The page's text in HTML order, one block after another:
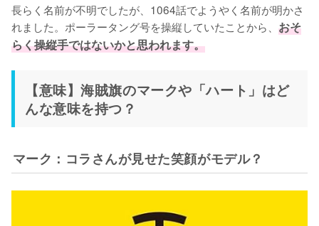
長らく名前が不明でしたが、1064話でようやく名前が明かさ
れました。ポーラータング号を操縦していたことから、 おそ
らく操縦手ではないかと思われます。
【意味】海賊旗のマークや「ハート」はど
んな意味を持つ？
マーク：コラさんが見せた笑顔がモデル？